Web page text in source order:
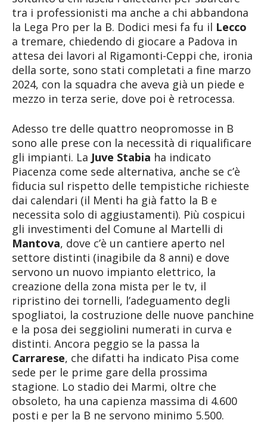
tra i professionisti ma anche a chi abbandona
la Lega Pro per la B. Dodici mesi fa fu il Lecco
a tremare, chiedendo di giocare a Padova in
attesa dei lavori al Rigamonti-Ceppi che, ironia
della sorte, sono stati completati a fine marzo
2024, con la squadra che aveva già un piede e
mezzo in terza serie, dove poi è retrocessa.
Adesso tre delle quattro neopromosse in B
sono alle prese con la necessità di riqualificare
gli impianti. La Juve Stabia ha indicato
Piacenza come sede alternativa, anche se c’è
fiducia sul rispetto delle tempistiche richieste
dai calendari (il Menti ha già fatto la B e
necessita solo di aggiustamenti). Più cospicui
gli investimenti del Comune al Martelli di
Mantova, dove c’è un cantiere aperto nel
settore distinti (inagibile da 8 anni) e dove
servono un nuovo impianto elettrico, la
creazione della zona mista per le tv, il
ripristino dei tornelli, l’adeguamento degli
spogliatoi, la costruzione delle nuove panchine
e la posa dei seggiolini numerati in curva e
distinti. Ancora peggio se la passa la
Carrarese, che difatti ha indicato Pisa come
sede per le prime gare della prossima
stagione. Lo stadio dei Marmi, oltre che
obsoleto, ha una capienza massima di 4.600
posti e per la B ne servono minimo 5.500.